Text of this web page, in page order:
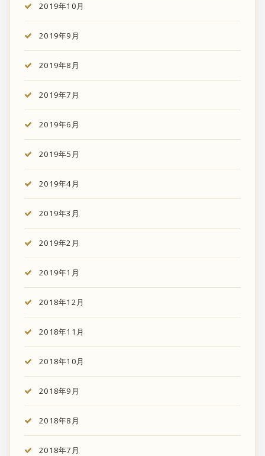
2019年10月
2019年9月
2019年8月
2019年7月
2019年6月
2019年5月
2019年4月
2019年3月
2019年2月
2019年1月
2018年12月
2018年11月
2018年10月
2018年9月
2018年8月
2018年7月